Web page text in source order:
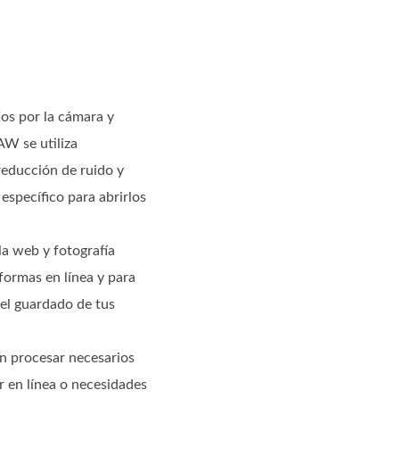
por la cámara y
se utiliza
de ruido y
para abrirlos
web y fotografía
en línea y para
guardado de tus
procesar necesarios
en línea o necesidades